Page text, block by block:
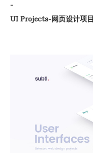
-
UI Projects-网页设计项目